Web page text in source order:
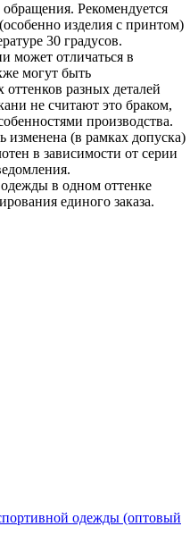
Рекомендуется
изделия с принтом)
30 градусов.
отличаться в
могут быть
разных деталей
не считают это браком,
производства.
изменена (в рамках допуска)
в зависимости от серии
в одном оттенке
единого заказа.
одежды (оптовый